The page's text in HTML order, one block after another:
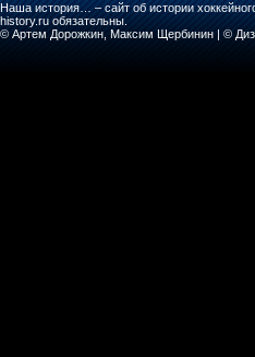
Наша история… – сайт об истории
history.ru обязательны.
© Артем Дорожкин, Максим Щербинин | ©